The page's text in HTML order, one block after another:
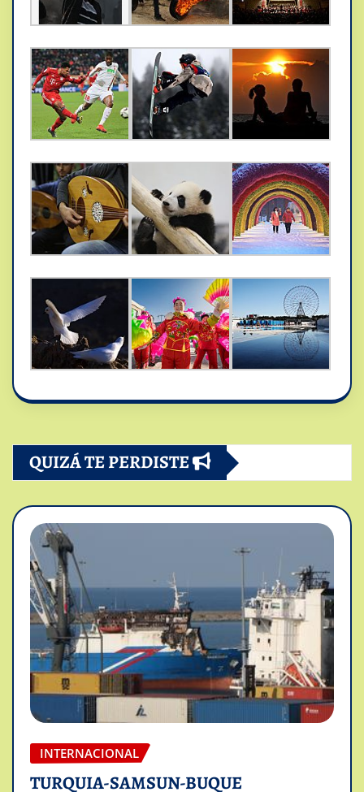
QUIZÁ TE PERDISTE
INTERNACIONAL
TURQUIA-SAMSUN-BUQUE